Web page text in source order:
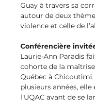
Guay à travers sa
autour de deux
violence et celle de
Conférencière
Laurie-Ann Paradis
cohorte de la
Québec à Chicoutimi.
plusieurs années,
l’UQAC avant de se